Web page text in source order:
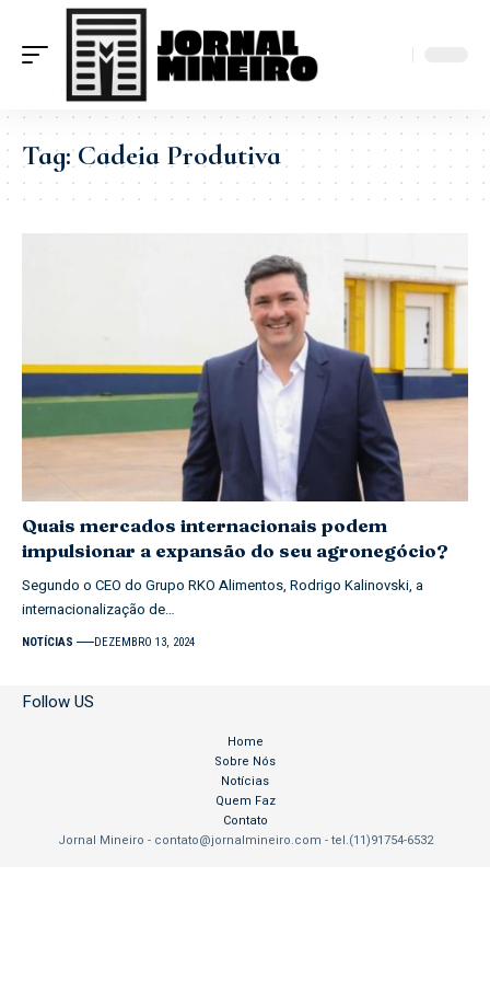
Tag:Cadeia Produtiva
Quais mercados internacionais podem
impulsionar a expansão do seu agronegócio?
Segundo o CEO do Grupo RKO Alimentos, Rodrigo Kalinovski, a
internacionalização de…
NOTÍCIAS DEZEMBRO 13, 2024
Follow US
Jornal Mineiro - contato@jornalmineiro.com - tel.(11)91754-6532
Home
Sobre Nós
Notícias
Quem Faz
Contato